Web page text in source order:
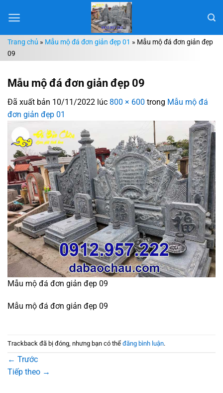
đến
dungTrang chủ » Mẫu mộ đá đơn giản đẹp 01 » Mẫu mộ đá đơn giản đẹp
09
Mẫu mộ đá đơn giản đẹp 09
Đã xuất bản 10/11/2022 lúc 800 × 600 trong Mẫu mộ đá
đơn giản đẹp 01
Mẫu mộ đá đơn giản đẹp 09
Mẫu mộ đá đơn giản đẹp 09
Trackback đã bị đóng, nhưng bạn có thể đăng bình luận.
← Trước
Tiếp theo →